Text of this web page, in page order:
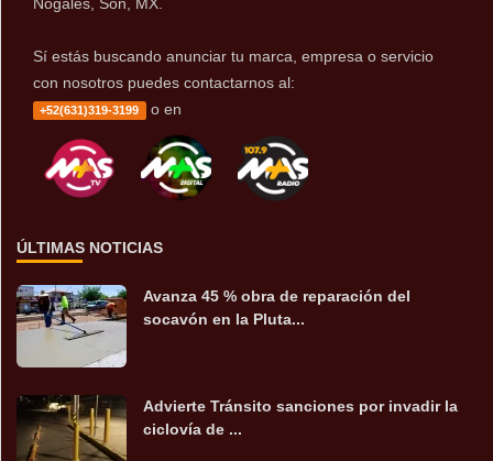
Nogales, Son, MX.
Sí estás buscando anunciar tu marca, empresa o servicio
con nosotros puedes contactarnos al:
+52(631)319-3199 o en
ÚLTIMAS NOTICIAS
Avanza 45 % obra de reparación del
socavón en la Pluta...
Advierte Tránsito sanciones por invadir la
ciclovía de ...